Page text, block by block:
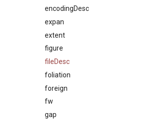
encodingDesc
expan
extent
figure
fileDesc
foliation
foreign
fw
gap